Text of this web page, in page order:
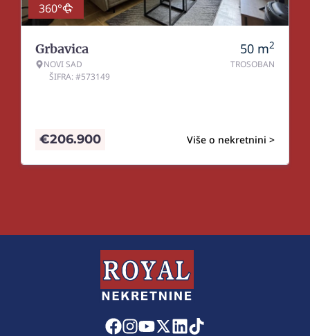
360°
Grbavica
NOVI SAD
ŠIFRA: #573149
50 m2
TROSOBAN
Više o nekretnini >
€206.900